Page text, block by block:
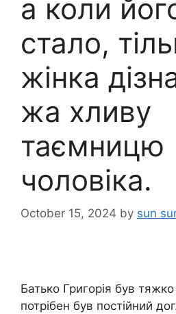
а коли
стало,
жінка
жа хливу
таємницю
чоловіка.
October 15, 2024 by sun
Батько Григорія був
потрібен був постійний